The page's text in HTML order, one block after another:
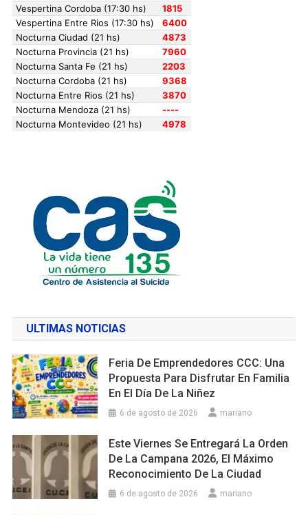
ULTIMAS NOTICIAS
Feria De Emprendedores CCC: Una
Propuesta Para Disfrutar En Familia
En El Día De La Niñez
6 de agosto de 2026 mariano
Este Viernes Se Entregará La Orden
De La Campana 2026, El Máximo
Reconocimiento De La Ciudad
6 de agosto de 2026 mariano